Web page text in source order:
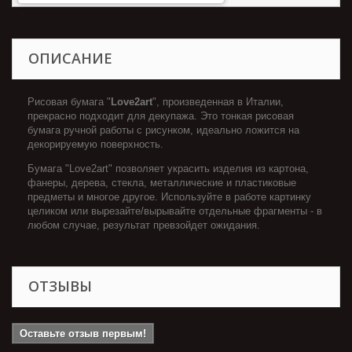
ОПИСАНИЕ
Рисовая бумага " Love2art", произведенная в Италии,
прекрасно подходит для декупажа. Это тонкая рисовая
бумага ручной работы с рисунком, идеально ложится на
декорируемую поверхность.
Бумага "Love2art" позволяет украсить изделия из картона,
фанеры, дерева, стекла, металлические и пластиковые
предметы и многое другое. Используйте в работе картинку
целиком или вырезайте/вырывайте отдельные фрагменты - в
любом случае, результат превзойдет ожидания.
ОТЗЫВЫ
Оставьте отзыв первым!